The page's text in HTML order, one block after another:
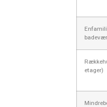
etager)